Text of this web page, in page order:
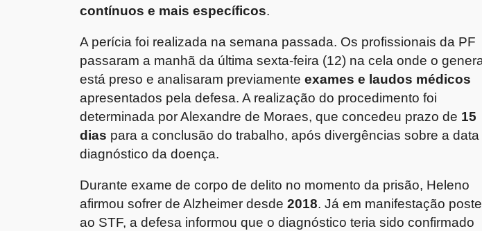
contínuos e mais específicos.
A perícia foi realizada na semana passada. Os profissionais da PF
passaram a manhã da última sexta-feira (12) na cela onde o
está preso e analisaram previamenteexames e laudos médicos
apresentados pela defesa. A realização do procedimento foi
determinada por Alexandre de Moraes, que concedeu prazo de 15
dias para a conclusão do trabalho, após divergências sobre a data
diagnóstico da doença.
Durante exame de corpo de delito no momento da prisão, Heleno
afirmou sofrer de Alzheimer desde2018. Já em manifestação
ao STF, a defesa informou que o diagnóstico teria sido confirmado